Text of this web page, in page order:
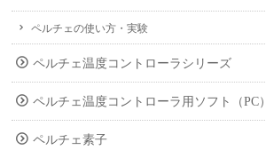
ペルチェの使い方・実験
ペルチェ温度コントローラシリーズ
ペルチェ温度コントローラ用ソフト（PC）
ペルチェ素子